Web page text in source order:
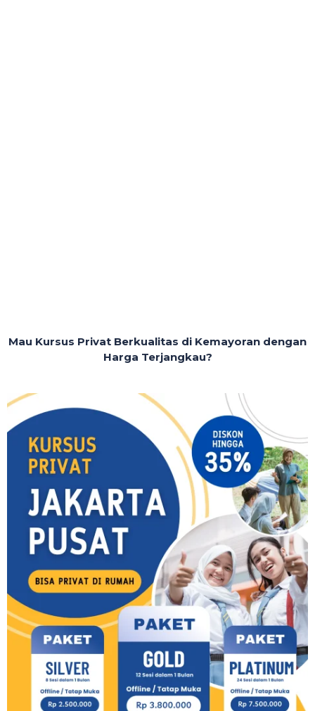
Mau Kursus Privat Berkualitas di Kemayoran dengan
Harga Terjangkau?